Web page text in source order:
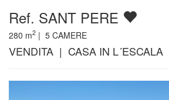
Ref. SANT PERE
280 m2 | 5 CAMERE
VENDITA | CASA IN L´ESCALA